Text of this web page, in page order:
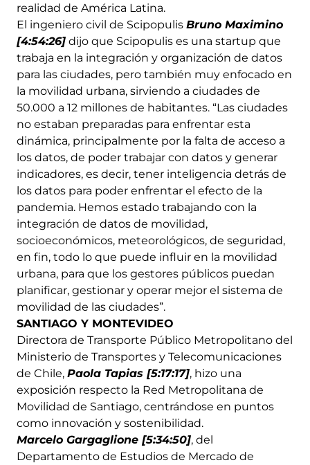
realidad de América Latina.
El ingeniero civil de Scipopulis Bruno Maximino
[4:54:26] dijo que Scipopulis es una startup que
trabaja en la integración y organización de datos
para las ciudades, pero también muy enfocado en
la movilidad urbana, sirviendo a ciudades de
50.000 a 12 millones de habitantes. “Las ciudades
no estaban preparadas para enfrentar esta
dinámica, principalmente por la falta de acceso a
los datos, de poder trabajar con datos y generar
indicadores, es decir, tener inteligencia detrás de
los datos para poder enfrentar el efecto de la
pandemia. Hemos estado trabajando con la
integración de datos de movilidad,
socioeconómicos, meteorológicos, de seguridad,
en fin, todo lo que puede influir en la movilidad
urbana, para que los gestores públicos puedan
planificar, gestionar y operar mejor el sistema de
movilidad de las ciudades”.
SANTIAGO Y MONTEVIDEO
Directora de Transporte Público Metropolitano del
Ministerio de Transportes y Telecomunicaciones
de Chile, Paola Tapias [5:17:17], hizo una
exposición respecto la Red Metropolitana de
Movilidad de Santiago, centrándose en puntos
como innovación y sostenibilidad.
Marcelo Gargaglione [5:34:50], del
Departamento de Estudios de Mercado de